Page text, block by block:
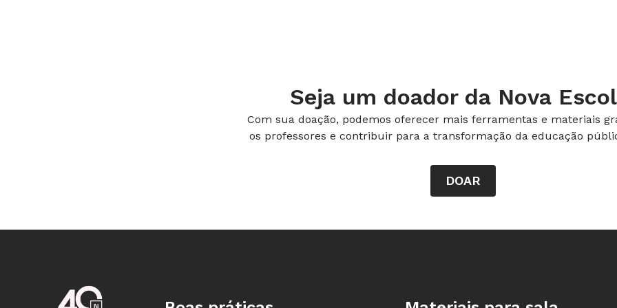
do hospital, além da data e do horário em que nasceu.
Na aula seguinte, todos compartilharam as informações encontradas. Alguns
nasceram. Teve quem ficasse espantado por possuir o mesmo sobrenome de
colegas da classe, apesar de não serem parentes. A maior surpresa, no
passado. Para isso, pediu que elencassem fatos que haviam acontecido
Seja um doador da Nova
Com sua doação, podemos oferecer mais ferramentas e materiais
os professores e contribuir para a transformação da educação
DOAR